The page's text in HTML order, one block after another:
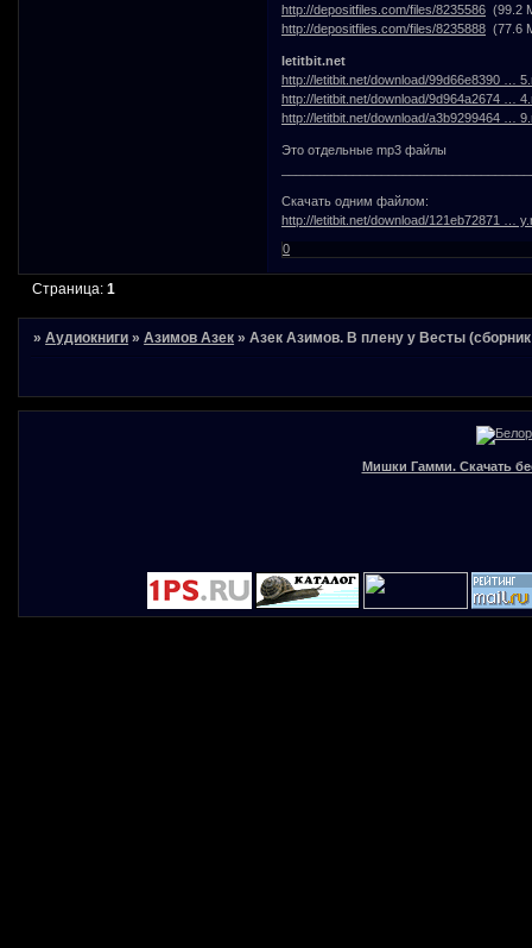
http://depositfiles.com/files/8235586 (99.2
http://depositfiles.com/files/8235888 (77.6
letitbit.net
http://letitbit.net/download/99d66e8390 …
http://letitbit.net/download/9d964a2674 …
http://letitbit.net/download/a3b9299464 …
Это отдельные mp3 файлы
Скачать одним файлом:
http://letitbit.net/download/121eb72871 …
0
Страница:1
»Аудиокниги »Азимов Азек »Азек Азимов. В плену у Весты (сборник
Мишки Гамми. Скачать